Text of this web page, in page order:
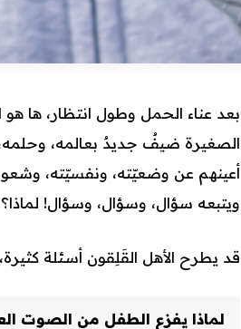
بعد عناء الحمل وطول انتظار، ها
الصغيرة ضيفٌ جديدٌ بعالمه، وحلمه،
أعينهم عن وضعيّته، ونفسيّته،
ويتبعه سؤال، وسؤال، وسؤال!
قد يطرح الأهل القَلِقون أسئلة
لماذا يفزع الطفل من الصوت